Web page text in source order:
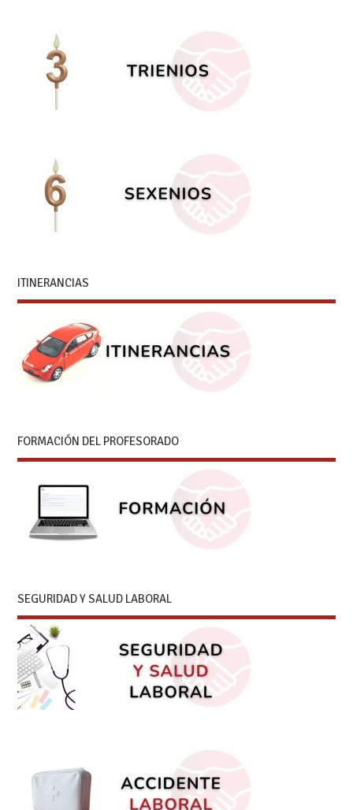
ITINERANCIAS
FORMACIÓN DEL PROFESORADO
SEGURIDAD Y SALUD LABORAL